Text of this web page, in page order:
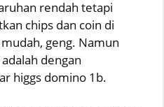
rendah tetapi
chips dan coin di
geng. Namun
dengan
higgs domino 1b.